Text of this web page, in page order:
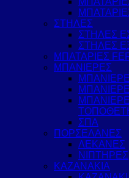
ΣΤΗΛΕΣ
ΣΤΗΛΕΣ
ΣΤΗΛΕΣ
ΜΠΑΤΑΡΙΕΣ
ΜΠΑΝΙΕΡΕΣ
ΣΠΑ
ΠΟΡΣΕΛΑΝΕΣ
ΛΕΚΑΝΕΣ
ΝΙΠΤΗΡΕΣ
ΚΑΖΑΝΑΚΙΑ